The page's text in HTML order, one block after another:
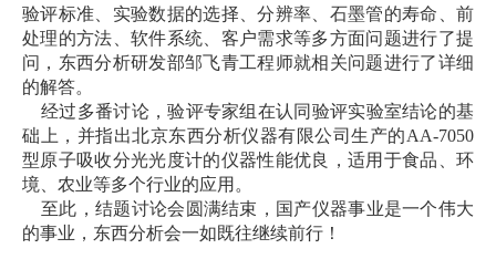
验评标准、实验数据的选择、分辨率、石墨管的寿命、前
处理的方法、软件系统、客户需求等多方面问题进行了提
问，东西分析研发部邹飞青工程师就相关问题进行了详细
的解答。
经过多番讨论，验评专家组在认同验评实验室结论的基
础上，并指出北京东西分析仪器有限公司生产的AA-7050
型原子吸收分光光度计的仪器性能优良，适用于食品、环
境、农业等多个行业的应用。
至此，结题讨论会圆满结束，国产仪器事业是一个伟大
的事业，东西分析会一如既往继续前行！